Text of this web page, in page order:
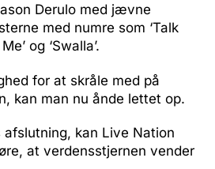
Derulo med jævne
med numre som ‘Talk
og ‘Swalla’.
for at skråle med på
kan man nu ånde lettet op.
afslutning, kan Live Nation
at verdensstjernen vender